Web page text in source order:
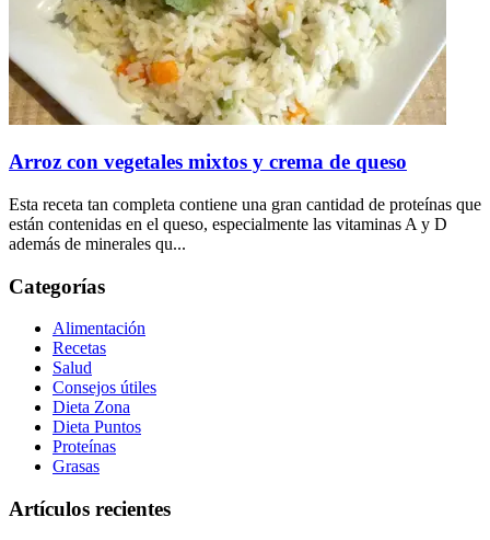
Arroz con vegetales mixtos y crema de queso
Esta receta tan completa contiene una gran cantidad de proteínas que
están contenidas en el queso, especialmente las vitaminas A y D
además de minerales qu...
Categorías
Alimentación
Recetas
Salud
Consejos útiles
Dieta Zona
Dieta Puntos
Proteínas
Grasas
Artículos recientes